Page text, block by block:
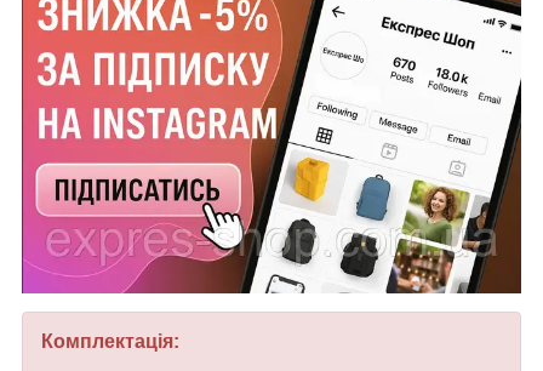
Комплектація: